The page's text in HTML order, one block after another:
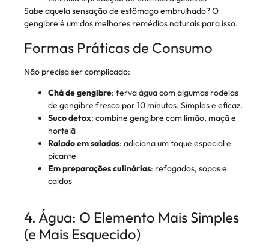
Sabe aquela sensação de estômago embrulhado? O
gengibre é um dos melhores remédios naturais para isso.
Formas Práticas de Consumo
Não precisa ser complicado:
Chá de gengibre: ferva água com algumas rodelas
de gengibre fresco por 10 minutos. Simples e eficaz.
Suco detox: combine gengibre com limão, maçã e
hortelã
Ralado em saladas: adiciona um toque especial e
picante
Em preparações culinárias: refogados, sopas e
caldos
4. Água: O Elemento Mais Simples
(e Mais Esquecido)